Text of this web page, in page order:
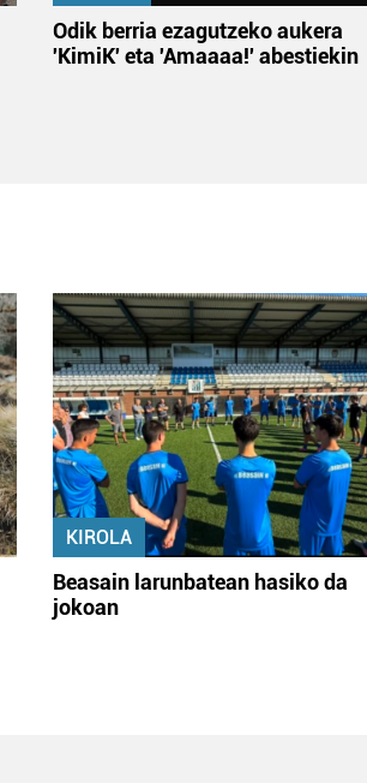
Odik berria ezagutzeko aukera
'KimiK' eta 'Amaaaa!' abestiekin
KIROLA
Beasain larunbatean hasiko da
jokoan